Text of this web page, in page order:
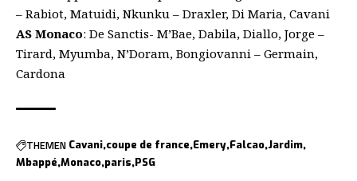
– Rabiot, Matuidi, Nkunku – Draxler, Di Maria, Cavani
AS Monaco: De Sanctis- M’Bae, Dabila, Diallo, Jorge –
Tirard, Myumba, N’Doram, Bongiovanni – Germain,
Cardona
THEMEN Cavani coupe de france Emery Falcao Jardim
Mbappé Monaco paris PSG